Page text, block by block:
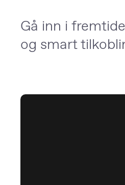
Gå inn i
og smart